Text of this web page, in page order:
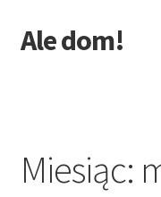
Przejdź
do
Przejdź
do
Ale dom!
Miesiąc: